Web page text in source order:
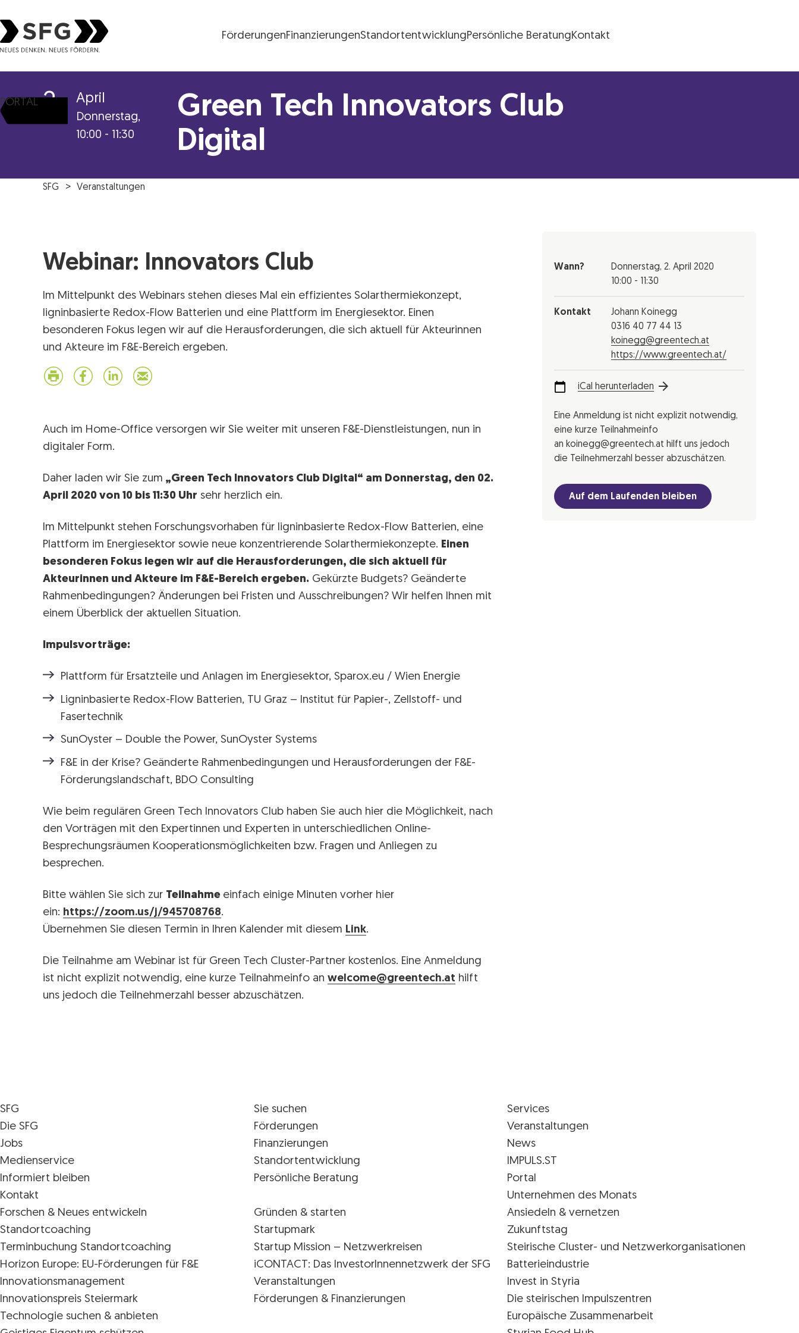
FörderungenFinanzierungenStandortentwicklungPersönliche BeratungKontakt
PORTAL 2 April
Donnerstag,
10:00 - 11:30
Green Tech Innovators Club
Digital
SFG Veranstaltungen
Webinar: Innovators Club
Im Mittelpunkt des Webinars stehen dieses Mal ein effizientes Solarthermiekonzept,
ligninbasierte Redox-Flow Batterien und eine Plattform im Energiesektor. Einen
besonderen Fokus legen wir auf die Herausforderungen, die sich aktuell für Akteurinnen
und Akteure im F&E-Bereich ergeben.
Auch im Home-Office versorgen wir Sie weiter mit unseren F&E-Dienstleistungen, nun in
digitaler Form.
Daher laden wir Sie zum „Green Tech Innovators Club Digital“ am Donnerstag, den 02.
April 2020 von 10 bis 11:30 Uhr sehr herzlich ein.
Im Mittelpunkt stehen Forschungsvorhaben für ligninbasierte Redox-Flow Batterien, eine
Plattform im Energiesektor sowie neue konzentrierende Solarthermiekonzepte. Einen
besonderen Fokus legen wir auf die Herausforderungen, die sich aktuell für
Akteurinnen und Akteure im F&E-Bereich ergeben. Gekürzte Budgets? Geänderte
Rahmenbedingungen? Änderungen bei Fristen und Ausschreibungen? Wir helfen Ihnen mit
einem Überblick der aktuellen Situation.
Impulsvorträge:
Plattform für Ersatzteile und Anlagen im Energiesektor, Sparox.eu / Wien Energie
Ligninbasierte Redox-Flow Batterien, TU Graz – Institut für Papier-, Zellstoff- und
Fasertechnik
SunOyster – Double the Power, SunOyster Systems
F&E in der Krise? Geänderte Rahmenbedingungen und Herausforderungen der F&E-
Förderungslandschaft, BDO Consulting
Wie beim regulären Green Tech Innovators Club haben Sie auch hier die Möglichkeit, nach
den Vorträgen mit den Expertinnen und Experten in unterschiedlichen Online-
Besprechungsräumen Kooperationsmöglichkeiten bzw. Fragen und Anliegen zu
besprechen.
Bitte wählen Sie sich zur Teilnahme einfach einige Minuten vorher hier
ein: https://zoom.us/j/945708768.
Übernehmen Sie diesen Termin in Ihren Kalender mit diesem Link.
Die Teilnahme am Webinar ist für Green Tech Cluster-Partner kostenlos. Eine Anmeldung
ist nicht explizit notwendig, eine kurze Teilnahmeinfo an welcome@greentech.at hilft
uns jedoch die Teilnehmerzahl besser abzuschätzen.
Wann? Donnerstag, 2. April 2020
10:00 - 11:30
Kontakt
Johann Koinegg
0316 40 77 44 13
koinegg@greentech.at
https://www.greentech.at/
iCal herunterladen
Eine Anmeldung ist nicht explizit notwendig,
eine kurze Teilnahmeinfo
an koinegg@greentech.at hilft uns jedoch
die Teilnehmerzahl besser abzuschätzen.
Auf dem Laufenden bleiben
SFG
Die SFG
Jobs
Medienservice
Informiert bleiben
Kontakt
Sie suchen
Förderungen
Finanzierungen
Standortentwicklung
Persönliche Beratung
Services
Veranstaltungen
News
IMPULS.ST
Portal
Unternehmen des Monats
Forschen & Neues entwickeln
Standortcoaching
Terminbuchung Standortcoaching
Horizon Europe: EU-Förderungen für F&E
Innovations­management
Innovationspreis Steiermark
Technologie suchen & anbieten
Gründen & starten
Startupmark
Startup Mission – Netzwerkreisen
iCONTACT: Das InvestorInnennetzwerk der SFG
Veranstaltungen
Förderungen & Finanzierungen
Ansiedeln & vernetzen
Zukunftstag
Steirische Cluster- und Netzwerkorganisationen
Batterieindustrie
Invest in Styria
Die steirischen Impulszentren
Europäische Zusammenarbeit